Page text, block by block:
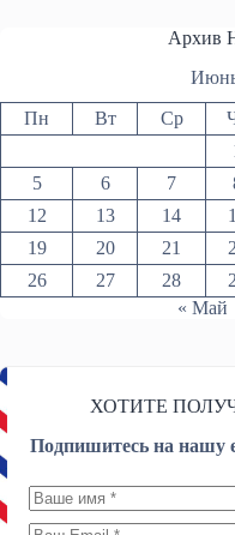
Архив
Пн Вт Ср
5
6 7
12
13 14
19
20 21
26
27 28
« Май
ХОТИТЕ
Подпишитесь на нашу